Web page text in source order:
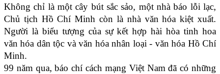
Không chỉ là một cây bút sắc sảo, một nhà báo lỗi lạc,
Chủ tịch Hồ Chí Minh còn là nhà văn hóa kiệt xuất.
Người là biểu tượng của sự kết hợp hài hòa tinh hoa
văn hóa dân tộc và văn hóa nhân loại - văn hóa Hồ Chí
Minh.
99 năm qua, báo chí cách mạng Việt Nam đã có những